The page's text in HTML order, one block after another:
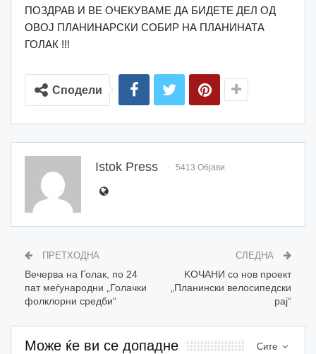
ПОЗДРАВ И ВЕ ОЧЕКУВАМЕ ДА БИДЕТЕ ДЕЛ ОД
ОВОЈ ПЛАНИНАРСКИ СОБИР НА ПЛАНИНАТА
ГОЛАК !!!
Сподели
Istok Press 5413 Објави
ПРЕТХОДНА
Вечерва на Голак, по 24
пат меѓународни „Голачки
фолклорни средби“
СЛЕДНА
KOЧАНИ со нов проект
„Планински велосипедски
рај“
Сите
Може ќе ви се допадне